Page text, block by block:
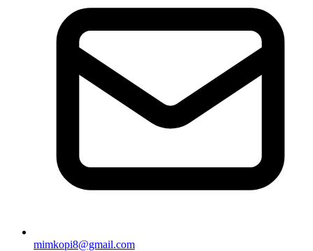
mimkopi8@gmail.com